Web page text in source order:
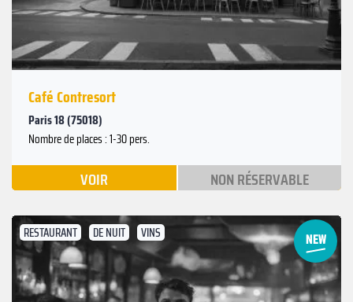
Café Contresort
Paris 18 (75018)
Nombre de places : 1-30 pers.
VOIR NON RÉSERVABLE
RESTAURANT DE NUIT VINS